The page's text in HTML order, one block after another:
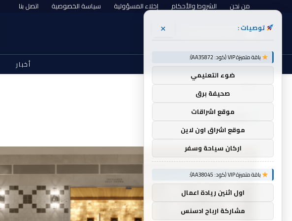
من نحن الشروط والأحكام إخلاء المسؤولية سياسة الخصوصية اتصل بنا
أخبار
HOUSE
توصيات : ×
باقة متميزة VIP (كود: AA35872):
ضوء التعليمي
صحيفة برق
موقع اشراقات
موقع اشراق اون لاين
اركان سياحة وسفر
باقة متميزة VIP (كود: AA38045):
اول اثنين ريادة اعمال
مشاركة ارباح ادسنس